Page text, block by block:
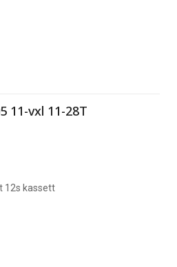
11-vxl 11-28T